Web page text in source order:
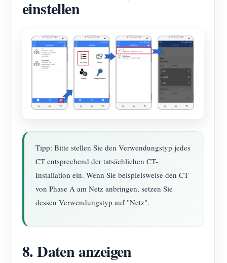
einstellen
Tipp: Bitte stellen Sie den Verwendungstyp jedes
CT entsprechend der tatsächlichen CT-
Installation ein. Wenn Sie beispielsweise den CT
von Phase A am Netz anbringen, setzen Sie
dessen Verwendungstyp auf "Netz".
8. Daten anzeigen